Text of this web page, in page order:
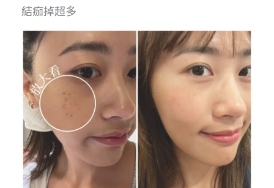
結痂掉超多